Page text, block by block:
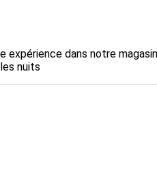
dans notre
nuits